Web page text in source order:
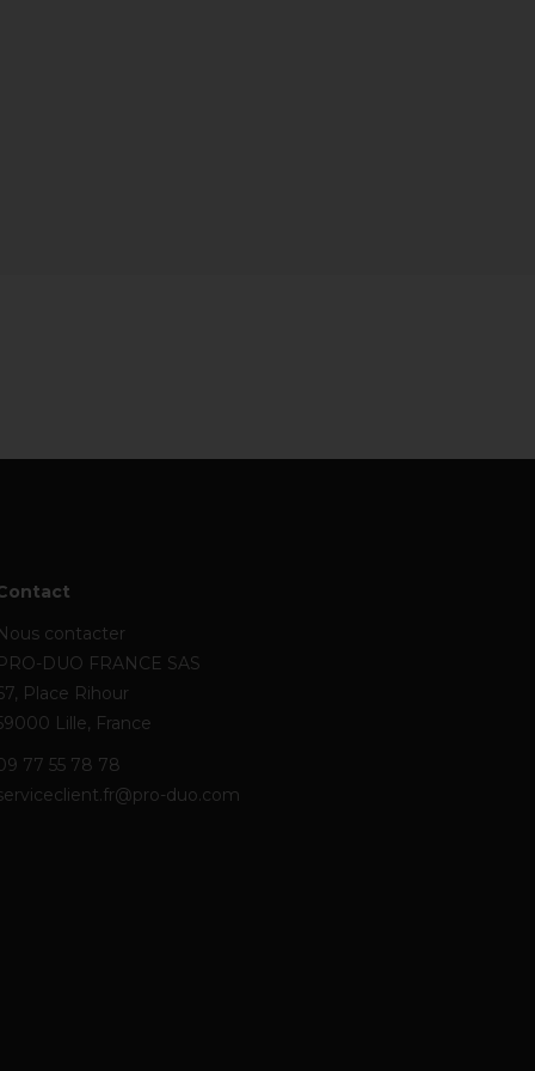
contacter
DUO FRANCE SAS
Place Rihour
Lille, France
77 55 78 78
duo.com